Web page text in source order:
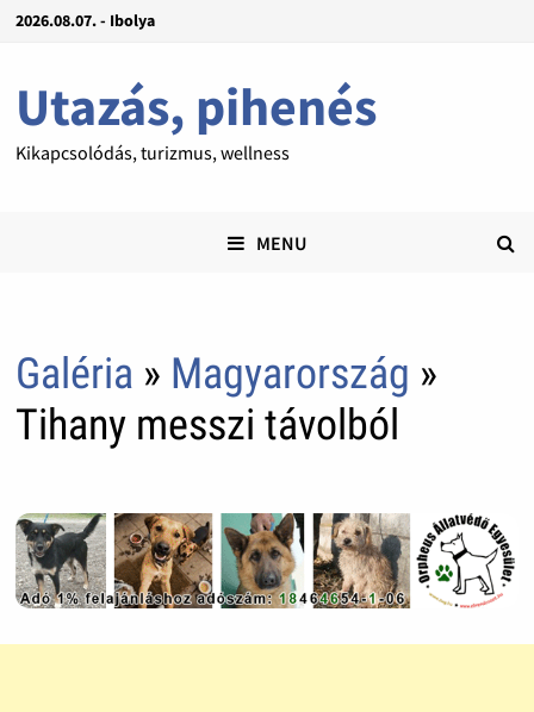
2026.08.07. - Ibolya
Utazás, pihenés
Kikapcsolódás, turizmus, wellness
MENU
Galéria » Magyarország »
Tihany messzi távolból